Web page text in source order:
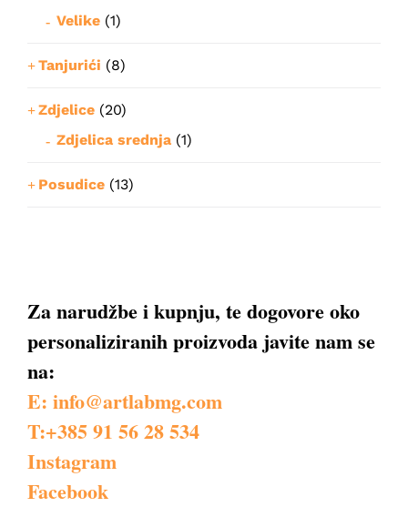
Za narudžbe i kupnju, te dogovore oko
personaliziranih proizvoda javite nam se
na:
E: info@artlabmg.com
T:+385 91 56 28 534
Instagram
Facebook
Velike (1)
Tanjurići (8)
Zdjelice (20)
Zdjelica srednja (1)
Posudice (13)